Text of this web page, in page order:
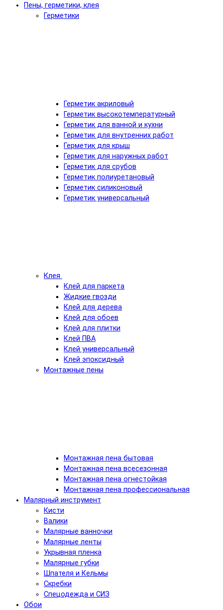
Пены, герметики, клея
Герметики
Герметик акриловый
Герметик высокотемпературный
Герметик для ванной и кухни
Герметик для внутренних работ
Герметик для крыш
Герметик для наружных работ
Герметик для срубов
Герметик полиуретановый
Герметик силиконовый
Герметик универсальный
Клея
Клей для паркета
Жидкие гвозди
Клей для дерева
Клей для обоев
Клей для плитки
Клей ПВА
Клей универсальный
Клей эпоксидный
Монтажные пены
Монтажная пена бытовая
Монтажная пена всесезонная
Монтажная пена огнестойкая
Монтажная пена профессиональная
Малярный инструмент
Кисти
Валики
Малярные ванночки
Малярные ленты
Укрывная пленка
Малярные губки
Шпателя и Кельмы
Скребки
Спецодежда и СИЗ
Обои